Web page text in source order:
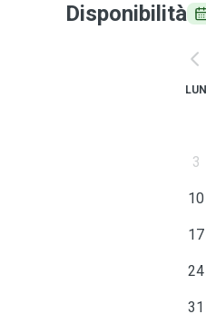
Disponibilità
LUN
3
10
17
24
31